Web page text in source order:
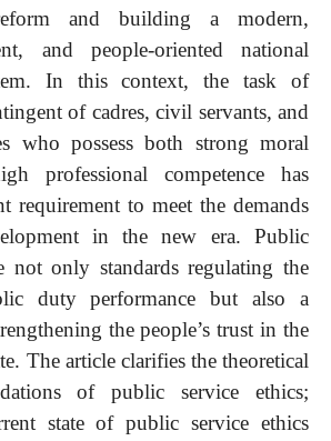
and building a modern,
and people-oriented national
In this context, the task of
of cadres, civil servants, and
who possess both strong moral
professional competence has
requirement to meet the demands
in the new era. Public
not only standards regulating the
duty performance but also a
the people’s trust in the
The article clarifies the theoretical
of public service ethics;
state of public service ethics